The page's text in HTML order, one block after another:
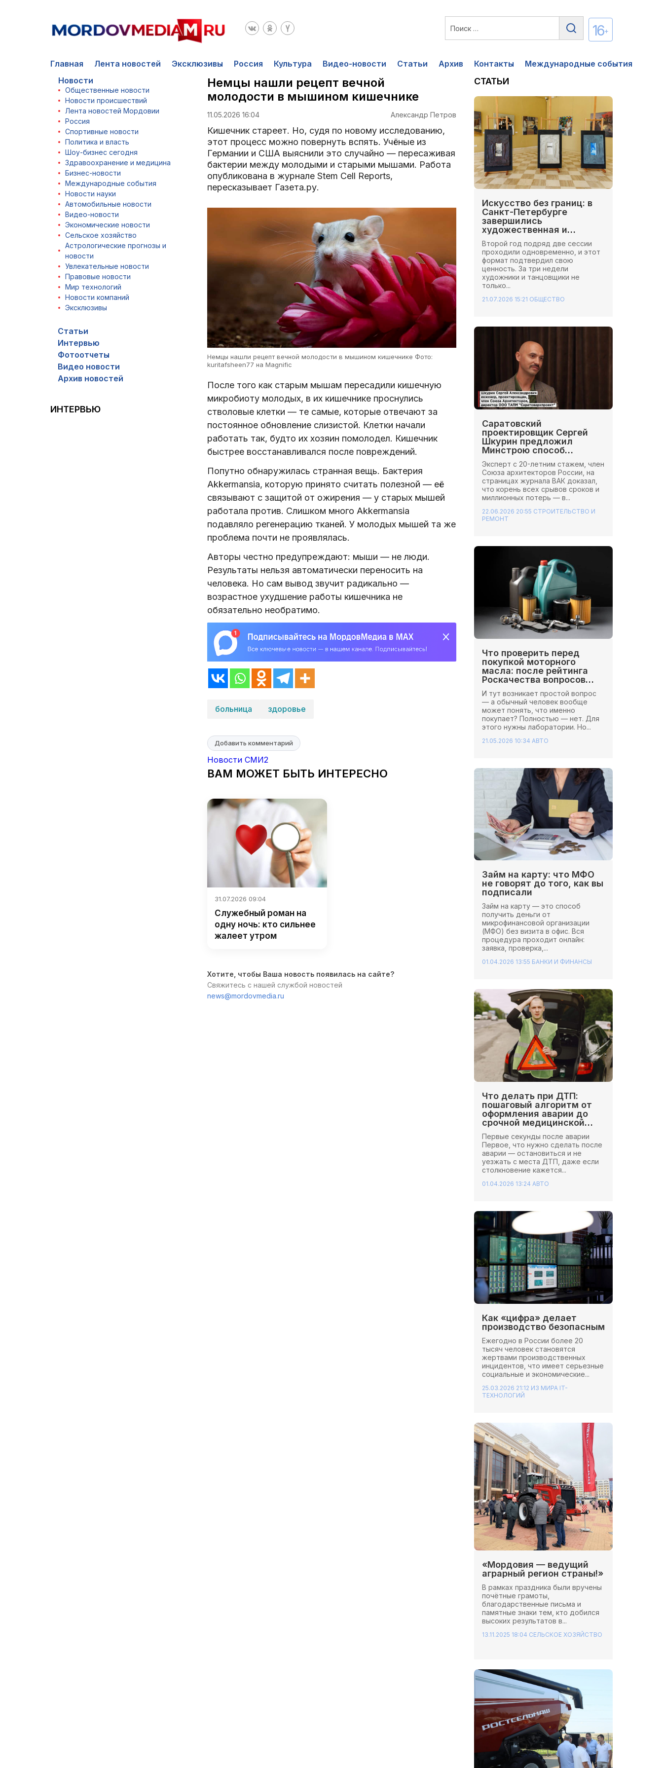
16+
Главная Лента новостей Эксклюзивы Россия Культура Видео-новости Статьи Архив Контакты
Международные события
Новости
Общественные новости
Новости происшествий
Лента новостей Мордовии
Россия
Спортивные новости
Политика и власть
Шоу-бизнес сегодня
Здравоохранение и медицина
Бизнес-новости
Международные события
Новости науки
Автомобильные новости
Видео-новости
Экономические новости
Сельское хозяйство
Астрологические прогнозы и
новости
Увлекательные новости
Правовые новости
Мир технологий
Новости компаний
Эксклюзивы
Статьи
Интервью
Фотоотчеты
Видео новости
Архив новостей
ИНТЕРВЬЮ
Немцы нашли рецепт вечной
молодости в мышином кишечнике
11.05.2026 16:04 Александр Петров
Кишечник стареет. Но, судя по новому исследованию,
этот процесс можно повернуть вспять. Учёные из
Германии и США выяснили это случайно — пересаживая
бактерии между молодыми и старыми мышами. Работа
опубликована в журнале Stem Cell Reports,
пересказывает Газета.ру.
Немцы нашли рецепт вечной молодости в мышином кишечнике Фото:
kuritafsheen77 на Magnific
После того как старым мышам пересадили кишечную
микробиоту молодых, в их кишечнике проснулись
стволовые клетки — те самые, которые отвечают за
постоянное обновление слизистой. Клетки начали
работать так, будто их хозяин помолодел. Кишечник
быстрее восстанавливался после повреждений.
Попутно обнаружилась странная вещь. Бактерия
Akkermansia, которую принято считать полезной — её
связывают с защитой от ожирения — у старых мышей
работала против. Слишком много Akkermansia
подавляло регенерацию тканей. У молодых мышей та же
проблема почти не проявлялась.
Авторы честно предупреждают: мыши — не люди.
Результаты нельзя автоматически переносить на
человека. Но сам вывод звучит радикально —
возрастное ухудшение работы кишечника не
обязательно необратимо.
больница здоровье
Добавить комментарий
Новости СМИ2
ВАМ МОЖЕТ БЫТЬ ИНТЕРЕСНО
31.07.2026 09:04
Служебный роман на
одну ночь: кто сильнее
жалеет утром
Хотите, чтобы Ваша новость появилась на сайте?
Свяжитесь с нашей службой новостей
news@mordovmedia.ru
СТАТЬИ
Искусство без границ: в
Санкт-Петербурге
завершились
художественная и
хореографическая сессии
Школы Иннопрактики.
Второй год подряд две сессии
проходили одновременно, и этот
формат подтвердил свою
ценность. За три недели
художники и танцовщики не
только...
21.07.2026 15:21 ОБЩЕСТВО
Саратовский
проектировщик Сергей
Шкурин предложил
Минстрою способ
сэкономить миллионы на
стройках
Эксперт с 20-летним стажем, член
Союза архитекторов России, на
страницах журнала ВАК доказал,
что корень всех срывов сроков и
миллионных потерь — в...
22.06.2026 20:55 СТРОИТЕЛЬСТВО И
РЕМОНТ
Что проверить перед
покупкой моторного
масла: после рейтинга
Роскачества вопросов
стало больше
И тут возникает простой вопрос
— а обычный человек вообще
может понять, что именно
покупает? Полностью — нет. Для
этого нужны лаборатории. Но...
21.05.2026 10:34 АВТО
Займ на карту: что МФО
не говорят до того, как вы
подписали
Займ на карту — это способ
получить деньги от
микрофинансовой организации
(МФО) без визита в офис. Вся
процедура проходит онлайн:
заявка, проверка,...
01.04.2026 13:55 БАНКИ И ФИНАНСЫ
Что делать при ДТП:
пошаговый алгоритм от
оформления аварии до
срочной медицинской
помощи
Первые секунды после аварии
Первое, что нужно сделать после
аварии — остановиться и не
уезжать с места ДТП, даже если
столкновение кажется...
01.04.2026 13:24 АВТО
Как «цифра» делает
производство безопасным
Ежегодно в России более 20
тысяч человек становятся
жертвами производственных
инцидентов, что имеет серьезные
социальные и экономические...
25.03.2026 21:12 ИЗ МИРА IT-
ТЕХНОЛОГИЙ
«Мордовия — ведущий
аграрный регион страны!»
В рамках праздника были вручены
почётные грамоты,
благодарственные письма и
памятные знаки тем, кто добился
высоких результатов в...
13.11.2025 18:04 СЕЛЬСКОЕ ХОЗЯЙСТВО